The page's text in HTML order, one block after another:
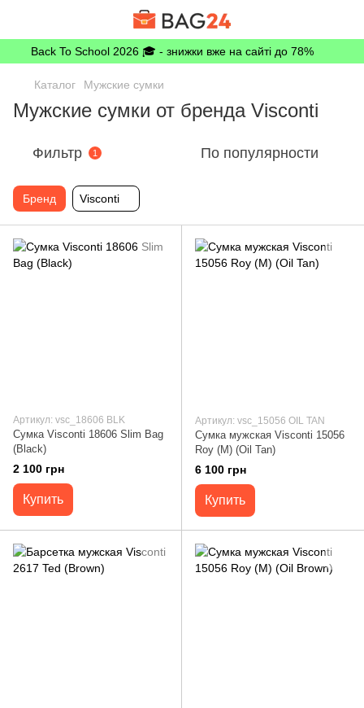
Back To School 2026 🎓 - знижки вже на сайті до 78%
Каталог Мужские сумки
Мужские сумки от бренда Visconti
Фильтр 1 По популярности
Бренд Visconti
Артикул: vsc_18606 BLK
Сумка Visconti 18606 Slim Bag
(Black)
2 100 грн
Купить
Артикул: vsc_15056 OIL TAN
Сумка мужская Visconti 15056
Roy (M) (Oil Tan)
6 100 грн
Купить